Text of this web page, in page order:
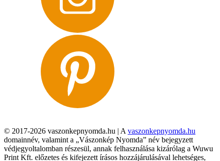
© 2017-2026 vaszonkepnyomda.hu | A vaszonkepnyomda.hu
domainnév, valamint a „Vászonkép Nyomda” név bejegyzett
védjegyoltalomban részesül, annak felhasználása kizárólag a Wuwu
Print Kft. előzetes és kifejezett írásos hozzájárulásával lehetséges,